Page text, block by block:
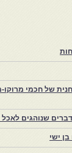
של חכמי
שנוהגים
ישי